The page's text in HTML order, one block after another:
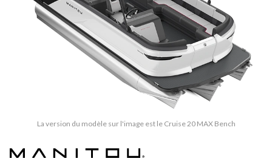
La version du modèle sur l'image est le Cruise 20 MAX Bench